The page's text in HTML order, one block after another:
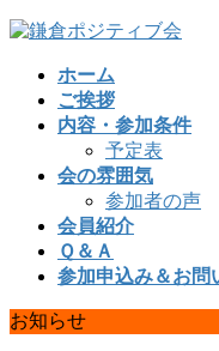
コ
ナ
ホーム
ご挨拶
内容・参加条件
予定表
会の雰囲気
参加者の声
会員紹介
Ｑ＆Ａ
参加申込み＆お問
お知らせ